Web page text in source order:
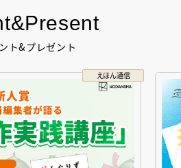
ト&プレゼント
えほん通信